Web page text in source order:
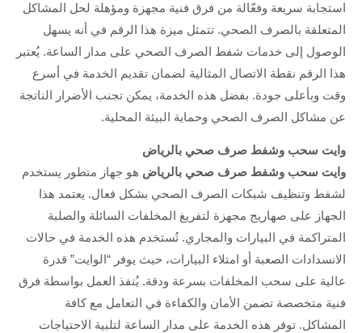
استجابة سريعة وفعّالة من فرق فنية مجهزة ومؤهلة لحل المشاكل
المتعلقة بالصرف الصحي. تتمثل ميزة هذا الرقم في أنه يسهل
الوصول إلى خدمات شفط الصرف الصحي على مدار الساعة. يُعتبر
هذا الرقم نقطة الاتصال المثالية لضمان تقديم الخدمة في أسرع
وقت وبأعلى جودة. بفضل هذه الخدمة، يمكن تجنب الأضرار الناتجة
عن مشاكل الصرف الصحي وحماية البيئة المحلية.
وايت سحب وشفط صرف صحي بالرياض
وايت سحب وشفط صرف صحي بالرياض هو جهاز متطور يستخدم
لشفط وتنظيف شبكات الصرف الصحي بشكل فعال. يعتمد هذا
الجهاز على صهاريج مجهزة لتفريغ المخلفات السائلة والصلبة
المتراكمة في البيارات والمجاري. تُستخدم هذه الخدمة في حالات
الانسدادات الصعبة أو امتلاء البيارات، حيث يوفر “الوايت” قدرة
عالية على سحب المخلفات بسرعة ودقة. يُنفذ العمل بواسطة فرق
فنية متخصصة تضمن الأمان والكفاءة في التعامل مع كافة
المشاكل. توفر هذه الخدمة على مدار الساعة لتلبية الاحتياجات